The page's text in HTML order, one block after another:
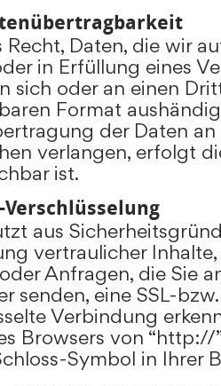
Recht, Daten, die wir
in Erfüllung eines
sich oder an einen
Format
der Daten
verlangen, erfolgt
ist.
Verschlüsselung
aus
vertraulicher
Anfragen, die Sie
senden, eine SSL-
Verbindung
Browsers von
Symbol in Ihrer